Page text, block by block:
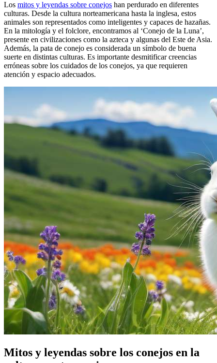
Los mitos y leyendas sobre conejos han perdurado en diferentes
culturas. Desde la cultura norteamericana hasta la inglesa, estos
animales son representados como inteligentes y capaces de hazañas.
En la mitología y el folclore, encontramos al ‘Conejo de la Luna’,
presente en civilizaciones como la azteca y algunas del Este de Asia.
Además, la pata de conejo es considerada un símbolo de buena
suerte en distintas culturas. Es importante desmitificar creencias
erróneas sobre los cuidados de los conejos, ya que requieren
atención y espacio adecuados.
Mitos y leyendas sobre los conejos en la